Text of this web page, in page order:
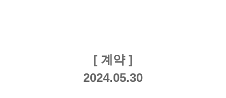
[ 계약 ]
2024.05.30